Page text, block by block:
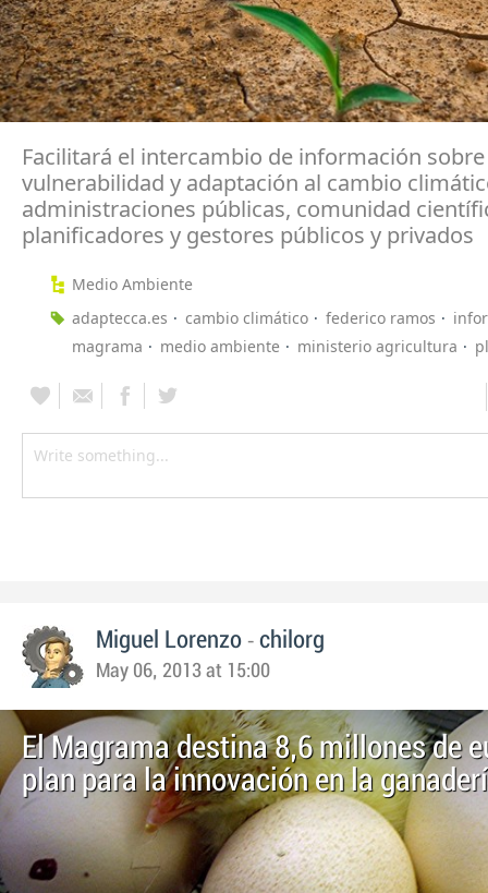
Facilitará el intercambio de información
vulnerabilidad y adaptación al cambio
administraciones públicas, comunidad
planificadores y gestores públicos y privados
Medio Ambiente
adaptecca.es
cambio climático federico ramos
magrama
medio ambiente ministerio agricultura
Miguel Lorenzo - chilorg
May 06, 2013 at 15:00
El Magrama destina 8,6 millones de
plan para la innovación en la